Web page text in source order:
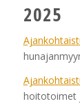
2025
hoitotoimet